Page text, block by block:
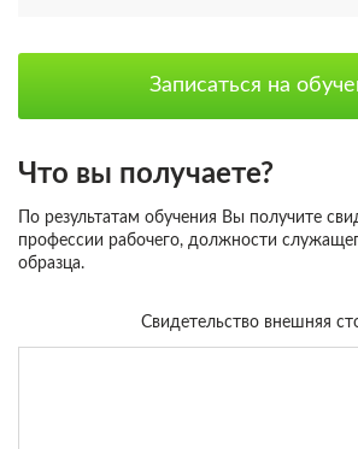
Записаться на
Что вы получаете?
По результатам обучения Вы получите
профессии рабочего, должности
образца.
Свидетельство внешняя